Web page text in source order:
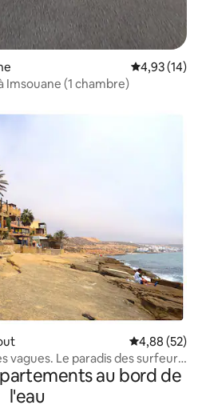
Évaluation
4,93 (14)
(1 chambre)
Évaluation
4,88 (52)
vagues. Le paradis des surfeurs.
au bord de
l'eau